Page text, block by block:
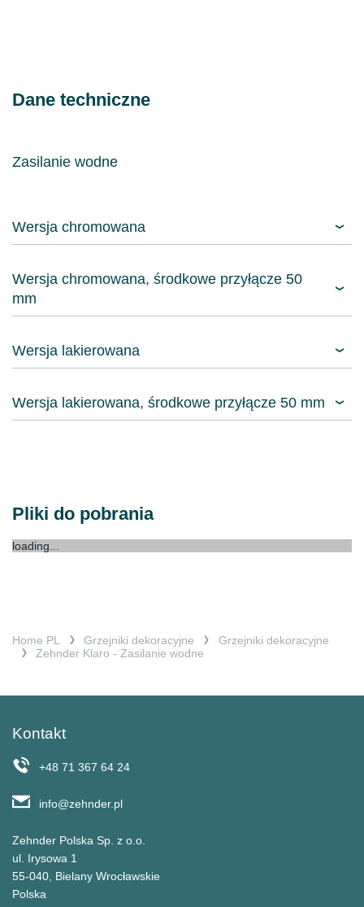
Dane techniczne
Zasilanie wodne
Wersja chromowana
Wersja chromowana, środkowe przyłącze 50
mm
Wersja lakierowana
Wersja lakierowana, środkowe przyłącze 50 mm
Pliki do pobrania
loading...
Home PL Grzejniki dekoracyjne
Grzejniki dekoracyjne
Zehnder Klaro - Zasilanie wodne
Kontakt
+48 71 367 64 24
info@zehnder.pl
Zehnder Polska Sp. z o.o.
ul. Irysowa 1
55-040, Bielany Wrocławskie
Polska